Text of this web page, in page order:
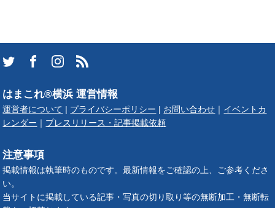
はまこれ®横浜 運営情報
運営者について プライバシーポリシー お問い合わせ
イベントカ
レンダー
プレスリリース・記事掲載依頼
注意事項
掲載情報は執筆時のものです。最新情報をご確認の上、ご参考くださ
い。
当サイトに掲載している記事・写真の切り取り等の無断加工・無断転